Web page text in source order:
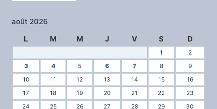
août 2026
L
M M J V S D
1
2
3
4 5 6 7 8
9
10
11 12 13 14 15
16
17
18 19 20 21 22
23
24
25 26 27 28 29
30